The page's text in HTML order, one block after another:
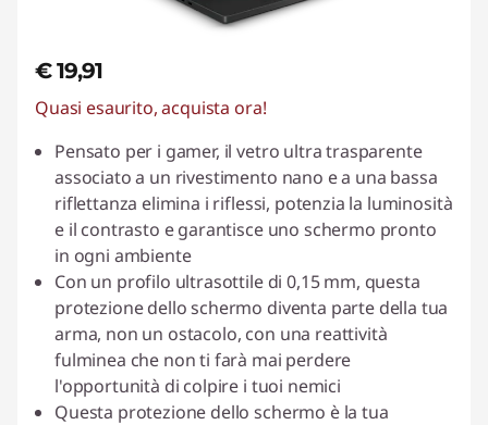
€ 19,91
Quasi esaurito, acquista ora!
Pensato per i gamer, il vetro ultra trasparente
associato a un rivestimento nano e a una bassa
riflettanza elimina i riflessi, potenzia la luminosità
e il contrasto e garantisce uno schermo pronto
in ogni ambiente
Con un profilo ultrasottile di 0,15 mm, questa
protezione dello schermo diventa parte della tua
arma, non un ostacolo, con una reattività
fulminea che non ti farà mai perdere
l'opportunità di colpire i tuoi nemici
Questa protezione dello schermo è la tua